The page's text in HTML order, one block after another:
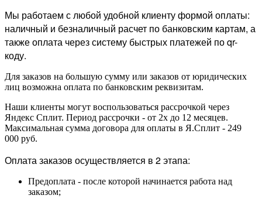
Мы работаем с любой удобной клиенту формой оплаты:
наличный и безналичный расчет по банковским картам, а
также оплата через систему быстрых платежей по qr-
коду.
Для заказов на большую сумму или заказов от юридических
лиц возможна оплата по банковским реквизитам.
Наши клиенты могут воспользоваться рассрочкой через
Яндекс Сплит. Период рассрочки - от 2х до 12 месяцев.
Максимальная сумма договора для оплаты в Я.Сплит - 249
000 руб.
Оплата заказов осуществляется в 2 этапа:
Предоплата - после которой начинается работа над
заказом;